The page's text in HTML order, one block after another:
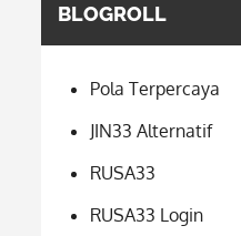
BLOGROLL
Pola Terpercaya
JIN33 Alternatif
RUSA33
RUSA33 Login